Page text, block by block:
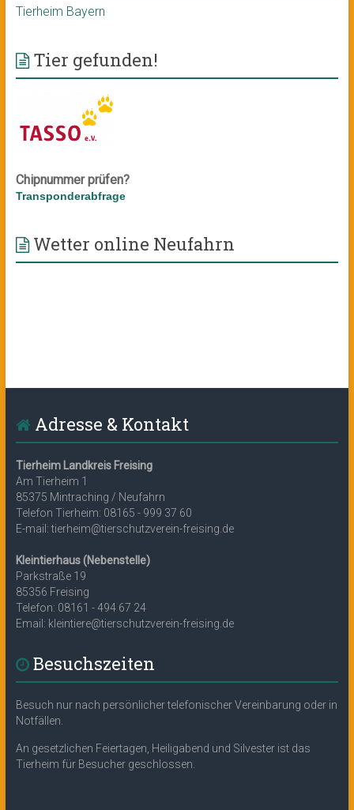
Tierheim Bayern
Tier gefunden!
Chipnummer prüfen?
Transponderabfrage
Wetter online Neufahrn
Adresse & Kontakt
Tierheim Landkreis Freising
Am Tierheim 1
85375 Mintraching / Neufahrn
Telefon Tierheim: 08165 - 999 37 60
E-mail: tierheim@tierschutzverein-freising.de
Kleintierhaus (Nebenstelle)
Parkstraße 19
85356 Freising
Telefon: 08161 - 494 67 24
Email: kleintiere@tierschutzverein-freising.de
Besuchszeiten
Besuch nur nach persönlicher telefonischer Vereinbarung oder in
Notfällen.
An gesetzlichen Feiertagen, Heiligabend und Silvester ist das
Tierheim für Besucher geschlossen.